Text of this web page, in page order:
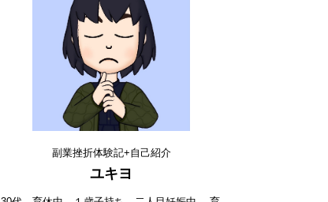
副業挫折体験記+自己紹介
ユキヨ